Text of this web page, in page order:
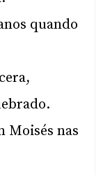
quando
Moisés nas